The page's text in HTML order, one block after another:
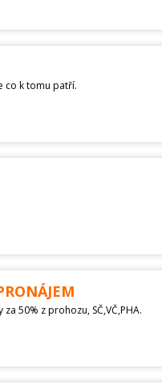
co k tomu patří.
50% z prohozu, SČ,VČ,PHA.